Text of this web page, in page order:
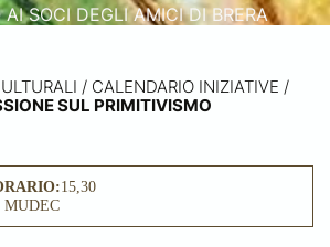
AI SOCI DEGLI AMICI DI BRERA
/ CALENDARIO INIZIATIVE /
SUL PRIMITIVISMO
15,30
MUDEC